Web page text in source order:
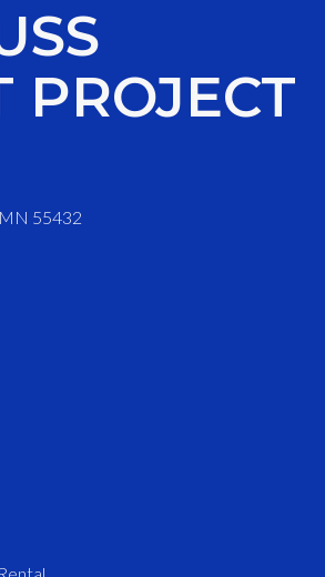
PROJECT
55432